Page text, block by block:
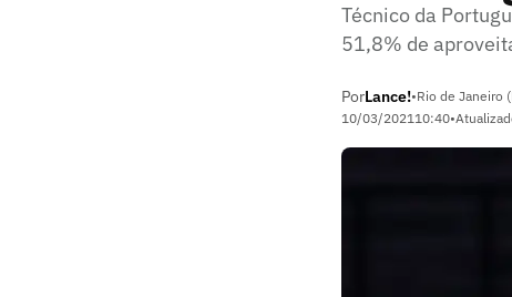
Técnico da
51,8% de
PorLance!•Rio de Janeiro
10/03/202110:40•